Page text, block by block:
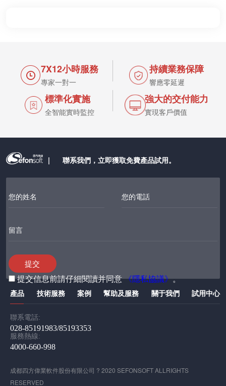
7X12小時服務
專家一對一
持續業務保障
響應零延遲
標準化實施
全智能實時監控
強大的交付能力
實現客戶價值
| 聯系我們，立即獲取免費產品試用。
您的姓名 您的電話
留言
提交信息前請仔細閱讀并同意《隱私協議》。
產品 技術服務 案例 幫助及服務 關于我們 試用中心
聯系電話:
028-85191983/85193353
服務熱線:
4000-660-998
成都四方偉業軟件股份有限公司 ? 2020 SEFONSOFT ALLRIGHTS
RESERVED